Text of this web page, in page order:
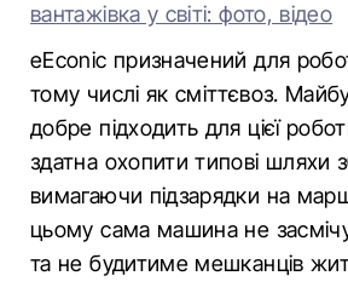
вантажівка у світі: фото, відео
eEconic призначений для
тому числі як сміттєвоз.
добре підходить для цієї
здатна охопити типові шляхи
вимагаючи підзарядки на
цьому сама машина не
та не будитиме мешканців